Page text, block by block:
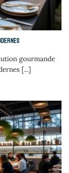
gourmande
[...]